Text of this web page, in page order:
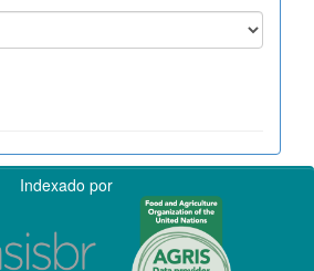
Indexado por